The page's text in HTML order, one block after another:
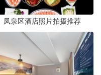
凤泉区酒店照片拍摄推荐